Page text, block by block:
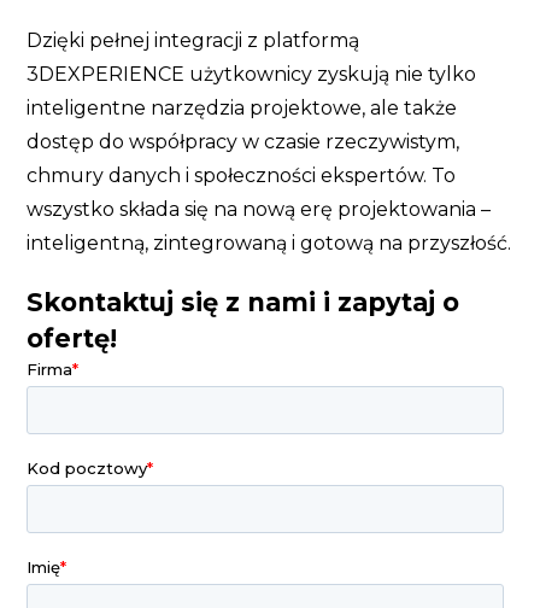
Dzięki pełnej integracji z platformą
3DEXPERIENCE użytkownicy zyskują nie tylko
inteligentne narzędzia projektowe, ale także
dostęp do współpracy w czasie rzeczywistym,
chmury danych i społeczności ekspertów. To
wszystko składa się na nową erę projektowania –
inteligentną, zintegrowaną i gotową na przyszłość.
Skontaktuj się z nami i zapytaj o
ofertę!